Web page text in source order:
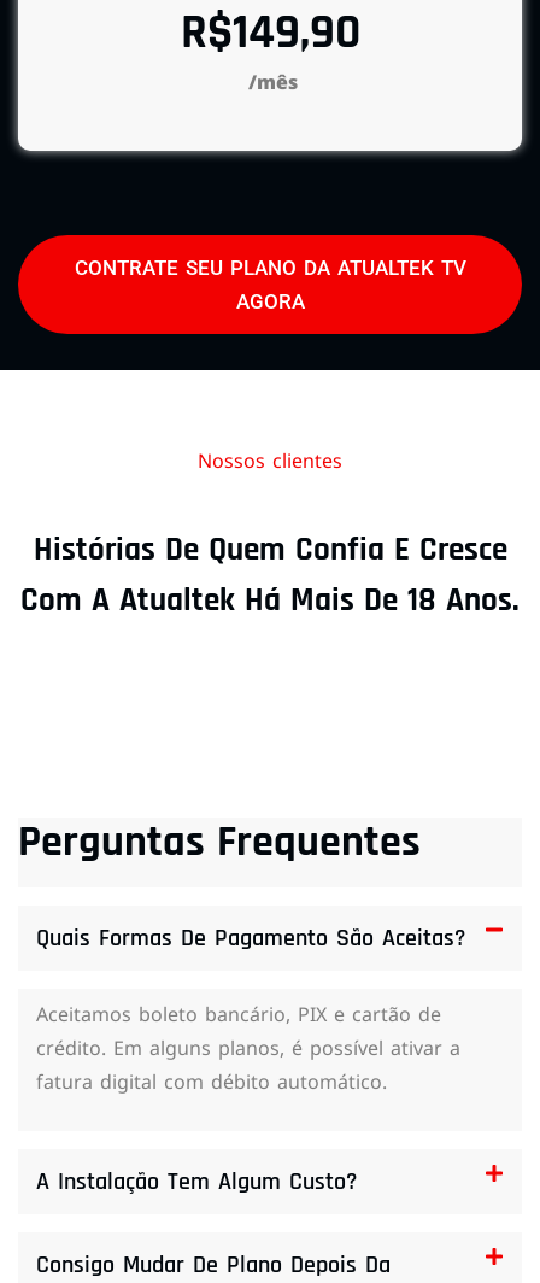
R$149,90
/mês
CONTRATE SEU PLANO DA ATUALTEK TV
AGORA
Nossos clientes
Histórias De Quem Confia E Cresce
Com A Atualtek Há Mais De 18 Anos.
Perguntas Frequentes
Quais Formas De Pagamento São Aceitas?
Aceitamos boleto bancário, PIX e cartão de
crédito. Em alguns planos, é possível ativar a
fatura digital com débito automático.
A Instalação Tem Algum Custo?
Consigo Mudar De Plano Depois Da